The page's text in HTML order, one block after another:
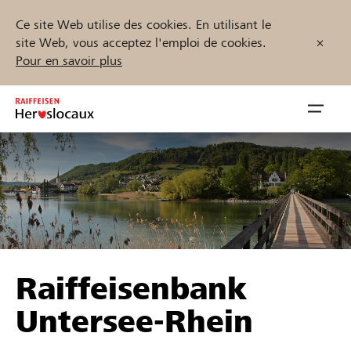
Ce site Web utilise des cookies. En utilisant le
site Web, vous acceptez l'emploi de cookies.
Pour en savoir plus
Inhalt
springen
öffnen
Parrainer
Soutien & assistance
Trouvez des projets et des organisations
Démarrez maintenant
Raiffeisenbank
Untersee-Rhein